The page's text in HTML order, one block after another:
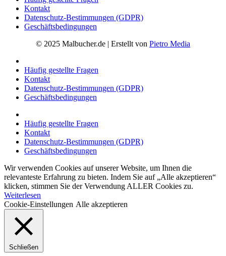
Kontakt
Datenschutz-Bestimmungen (GDPR)
Geschäftsbedingungen
© 2025 Malbucher.de | Erstellt von Pietro Media
Häufig gestellte Fragen
Kontakt
Datenschutz-Bestimmungen (GDPR)
Geschäftsbedingungen
Häufig gestellte Fragen
Kontakt
Datenschutz-Bestimmungen (GDPR)
Geschäftsbedingungen
Wir verwenden Cookies auf unserer Website, um Ihnen die
relevanteste Erfahrung zu bieten. Indem Sie auf „Alle akzeptieren“
klicken, stimmen Sie der Verwendung ALLER Cookies zu.
Weiterlesen
Cookie-Einstellungen Alle akzeptieren
Schließen